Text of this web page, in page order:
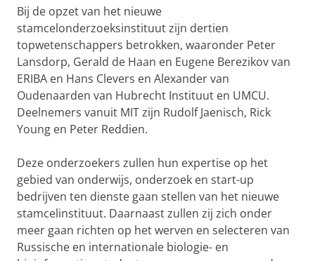
Bij de opzet van het nieuwe
stamcelonderzoeksinstituut zijn dertien
topwetenschappers betrokken, waaronder Peter
Lansdorp, Gerald de Haan en Eugene Berezikov van
ERIBA en Hans Clevers en Alexander van
Oudenaarden van Hubrecht Instituut en UMCU.
Deelnemers vanuit MIT zijn Rudolf Jaenisch, Rick
Young en Peter Reddien.
Deze onderzoekers zullen hun expertise op het
gebied van onderwijs, onderzoek en start-up
bedrijven ten dienste gaan stellen van het nieuwe
stamcelinstituut. Daarnaast zullen zij zich onder
meer gaan richten op het werven en selecteren van
Russische en internationale biologie- en